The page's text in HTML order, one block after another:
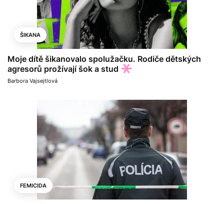
ŠIKANA
Moje dítě šikanovalo spolužačku. Rodiče dětských
agresorů prožívají šok a stud
Barbora Vajsejtlová
FEMICIDA